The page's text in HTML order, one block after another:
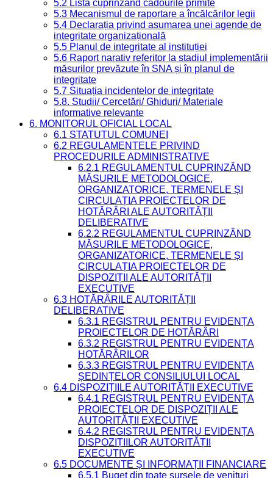
5.2 Lista cuprinzând cadourile primite
5.3 Mecanismul de raportare a încălcărilor legii
5.4 Declarația privind asumarea unei agende de
integritate organizațională
5.5 Planul de integritate al instituției
5.6 Raport narativ referitor la stadiul implementării
măsurilor prevăzute în SNA și în planul de
integritate
5.7 Situația incidentelor de integritate
5.8. Studii/ Cercetări/ Ghiduri/ Materiale
informative relevante
6. MONITORUL OFICIAL LOCAL
6.1 STATUTUL COMUNEI
6.2 REGULAMENTELE PRIVIND
PROCEDURILE ADMINISTRATIVE
6.2.1 REGULAMENTUL CUPRINZÂND
MĂSURILE METODOLOGICE,
ORGANIZATORICE, TERMENELE ȘI
CIRCULAȚIA PROIECTELOR DE
HOTĂRÂRI ALE AUTORITĂȚII
DELIBERATIVE
6.2.2 REGULAMENTUL CUPRINZÂND
MĂSURILE METODOLOGICE,
ORGANIZATORICE, TERMENELE ȘI
CIRCULAȚIA PROIECTELOR DE
DISPOZIȚII ALE AUTORITĂȚII
EXECUTIVE
6.3 HOTĂRÂRILE AUTORITĂȚII
DELIBERATIVE
6.3.1 REGISTRUL PENTRU EVIDENȚA
PROIECTELOR DE HOTĂRÂRI
6.3.2 REGISTRUL PENTRU EVIDENȚA
HOTĂRÂRILOR
6.3.3 REGISTRUL PENTRU EVIDENȚA
ȘEDINȚELOR CONSILIULUI LOCAL
6.4 DISPOZIȚIILE AUTORITĂȚII EXECUTIVE
6.4.1 REGISTRUL PENTRU EVIDENȚA
PROIECTELOR DE DISPOZIȚII ALE
AUTORITĂȚII EXECUTIVE
6.4.2 REGISTRUL PENTRU EVIDENȚA
DISPOZIȚIILOR AUTORITĂȚII
EXECUTIVE
6.5 DOCUMENTE ȘI INFORMAȚII FINANCIARE
6.5.1 Buget din toate sursele de venituri